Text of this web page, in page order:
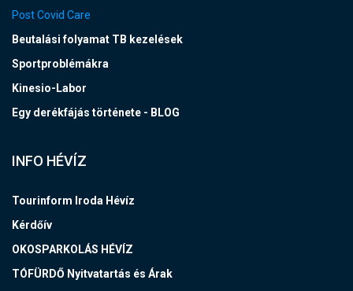
Post Covid Care
Beutalási folyamat TB kezelések
Sportproblémákra
Kinesio-Labor
Egy derékfájás története - BLOG
INFO HÉVÍZ
Tourinform Iroda Hévíz
Kérdőív
OKOSPARKOLÁS HÉVÍZ
TÓFÜRDŐ Nyitvatartás és Árak